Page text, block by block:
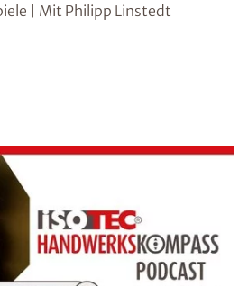
| Mit Philipp Linstedt